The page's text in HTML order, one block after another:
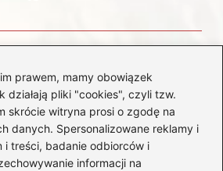
prawem, mamy obowiązek
działają pliki "cookies", czyli tzw.
skrócie witryna prosi o zgodę na
danych. Spersonalizowane reklamy i
i treści, badanie odbiorców i
informacji na
Odkryj przyczyny i
rozwiązania dla Twojego
silnika
Kategorie